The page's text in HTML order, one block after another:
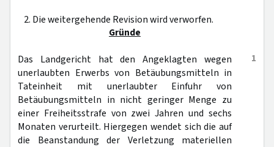
2. Die weitergehende Revision wird verworfen.
Gründe
1
Das Landgericht hat den Angeklagten wegen
unerlaubten Erwerbs von Betäubungsmitteln in
Tateinheit mit unerlaubter Einfuhr von
Betäubungsmitteln in nicht geringer Menge zu
einer Freiheitsstrafe von zwei Jahren und sechs
Monaten verurteilt. Hiergegen wendet sich die auf
die Beanstandung der Verletzung materiellen